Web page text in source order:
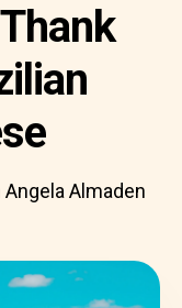
Angela Almaden